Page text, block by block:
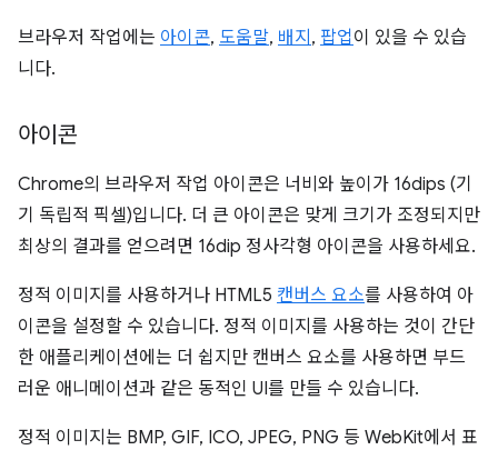
브라우저 작업에는 아이콘, 도움말, 배지 , 팝업이 있을 수 있습
니다.
아이콘
Chrome의 브라우저 작업 아이콘은 너비와 높이가 16dips (기
기 독립적 픽셀)입니다. 더 큰 아이콘은 맞게 크기가 조정되지만
최상의 결과를 얻으려면 16dip 정사각형 아이콘을 사용하세요.
정적 이미지를 사용하거나 HTML5 캔버스 요소를 사용하여 아
이콘을 설정할 수 있습니다. 정적 이미지를 사용하는 것이 간단
한 애플리케이션에는 더 쉽지만 캔버스 요소를 사용하면 부드
러운 애니메이션과 같은 동적인 UI를 만들 수 있습니다.
정적 이미지는 BMP, GIF, ICO, JPEG, PNG 등 WebKit에서 표